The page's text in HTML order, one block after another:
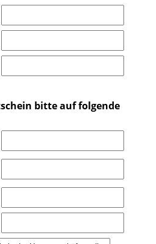
bitte auf folgende